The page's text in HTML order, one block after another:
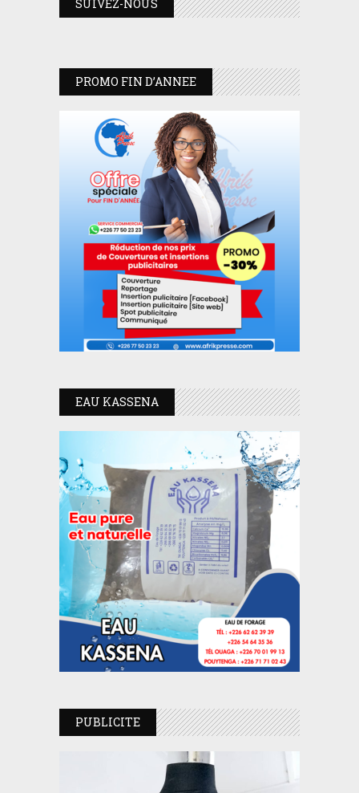
SUIVEZ-NOUS
PROMO FIN D’ANNEE
EAU KASSENA
PUBLICITE